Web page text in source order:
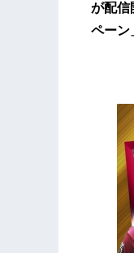
が配信
ペーン